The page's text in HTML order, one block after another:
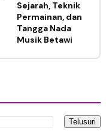
Sejarah, Teknik
Permainan, dan
Tangga Nada
Musik Betawi